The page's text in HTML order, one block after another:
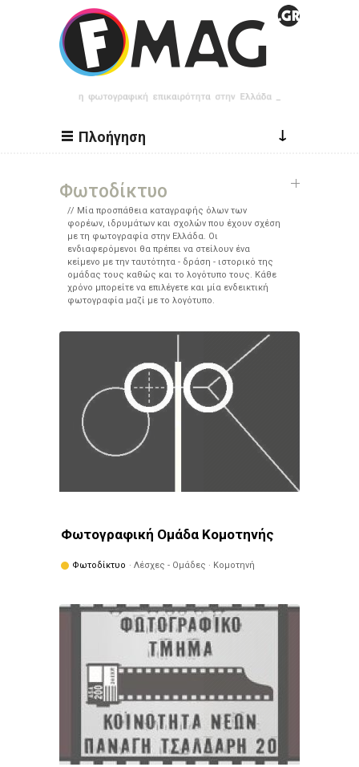
Παράκαμψη προς το κυρίως περιεχόμενο
Πλοήγηση ↓
Φωτοδίκτυο
Μία προσπάθεια καταγραφής όλων των
φορέων, ιδρυμάτων και σχολών που έχουν σχέση
με τη φωτογραφία στην Ελλάδα. Οι
ενδιαφερόμενοι θα πρέπει να στείλουν ένα
κείμενο με την ταυτότητα - δράση - ιστορικό της
ομάδας τους καθώς και το λογότυπο τους. Κάθε
χρόνο μπορείτε να επιλέγετε και μία ενδεικτική
φωτογραφία μαζί με το λογότυπο.
Φωτογραφική Ομάδα Κομοτηνής
Φωτοδίκτυο · Λέσχες - Ομάδες · Κομοτηνή